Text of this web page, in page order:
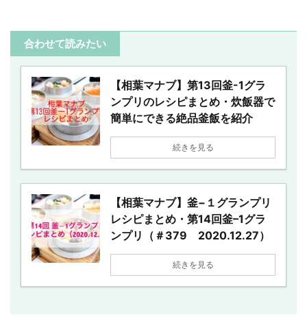
合わせて読みたい
【相葉マナブ】第13回釜-1グラ
ンプリのレシピまとめ・炊飯器で
簡単にできる絶品釜飯を紹介
続きを見る
【相葉マナブ】釜−１グランプリ
レシピまとめ・第14回釜–1グラ
ンプリ（＃379 2020.12.27）
続きを見る